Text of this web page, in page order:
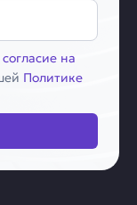
согласие на
Политике